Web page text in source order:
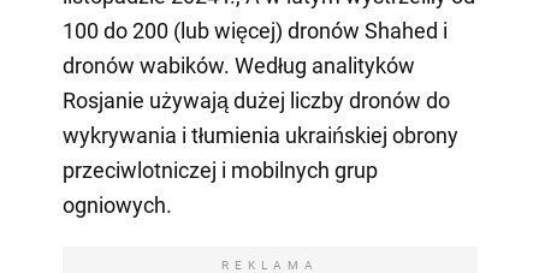
100 do 200 (lub więcej) dronów Shahed i
dronów wabików. Według analityków
Rosjanie używają dużej liczby dronów do
wykrywania i tłumienia ukraińskiej obrony
przeciwlotniczej i mobilnych grup
ogniowych.
REKLAMA